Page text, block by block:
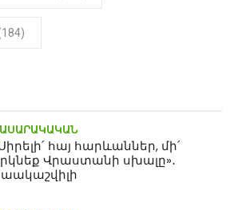
հայ հարևաններ, մի՛
Վրաստանի սխալը»․